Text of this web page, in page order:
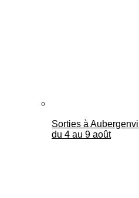
Sorties à
du 4 au 9 août